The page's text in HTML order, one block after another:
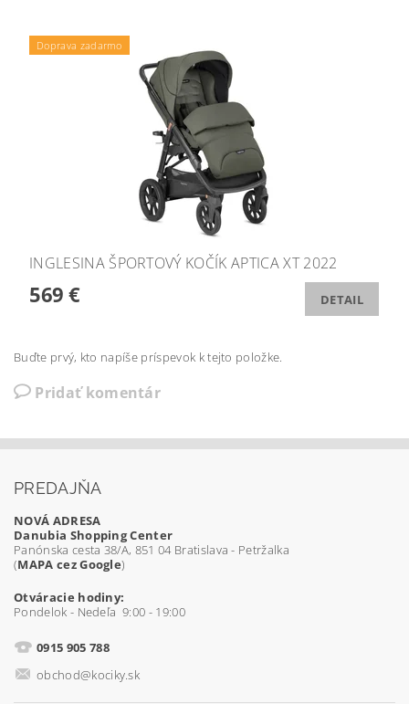
Doprava zadarmo
INGLESINA ŠPORTOVÝ KOČÍK APTICA XT 2022
569 € DETAIL
Buďte prvý, kto napíše príspevok k tejto položke.
Pridať komentár
PREDAJŇA
NOVÁ ADRESA
Danubia Shopping Center
Panónska cesta 38/A, 851 04 Bratislava - Petržalka
(MAPA cez Google)
Otváracie hodiny:
Pondelok - Nedeľa 9:00 - 19:00
0915 905 788
obchod@kociky.sk